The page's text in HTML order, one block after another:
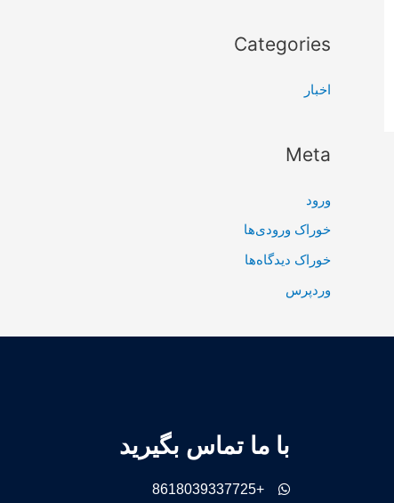
Categories
اخبار
Meta
ورود
خوراک ورودی‌ها
خوراک دیدگاه‌ها
وردپرس
با ما تماس بگیرید
+8618039337725